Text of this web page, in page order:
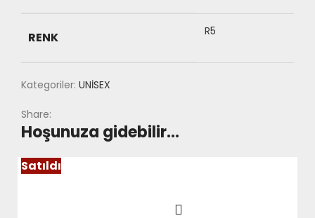
RENK R5
Kategoriler: UNİSEX
Share:
Hoşunuza gidebilir…
Satıldı